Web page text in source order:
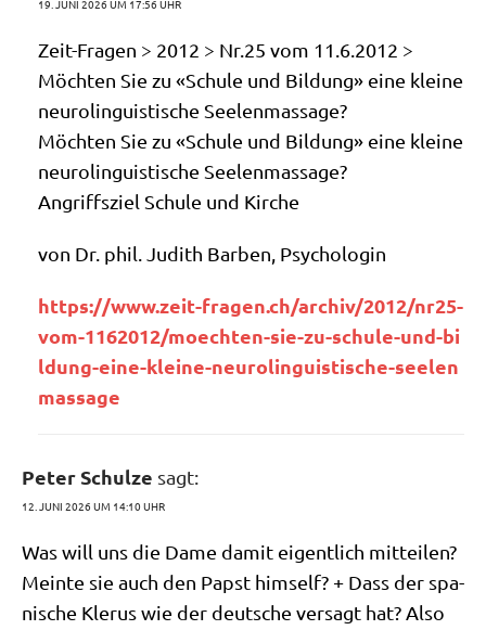
19. JUNI 2026 UM 17:56 UHR
Zeit-Fra­gen > 2012 > Nr.25 vom 11.6.2012 >
Möch­ten Sie zu «Schu­le und Bil­dung» eine klei­ne
neu­ro­lin­gu­isti­sche Seelenmassage?
Möch­ten Sie zu «Schu­le und Bil­dung» eine klei­ne
neu­ro­lin­gu­isti­sche Seelenmassage?
Angriffs­ziel Schu­le und Kirche
von Dr. phil. Judith Bar­ben, Psychologin
https://​www​.zeit​-fra​gen​.ch/​a​r​c​h​i​v​/​2​0​1​2​/​n​r​2​5​-​
v​o​m​-​1​1​6​2​0​1​2​/​m​o​e​c​h​t​e​n​-​s​i​e​-​z​u​-​s​c​h​u​l​e​-​u​n​d​-​b​i​
l​d​u​n​g​-​e​i​n​e​-​k​l​e​i​n​e​-​n​e​u​r​o​l​i​n​g​u​i​s​t​i​s​c​h​e​-​s​e​e​l​e​n​
m​a​s​s​age
Peter Schulze sagt:
12. JUNI 2026 UM 14:10 UHR
Was will uns die Dame damit eigent­lich mit­tei­len?
Mein­te sie auch den Papst hims­elf? + Dass der spa­
ni­sche Kle­rus wie der deut­sche ver­sagt hat? Also